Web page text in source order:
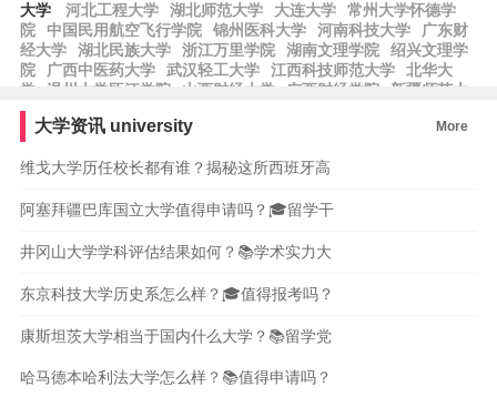
大学 河北工程大学 湖北师范大学 大连大学
常州大学怀德学
院
中国民用航空飞行学院 锦州医科大学 河南科技大学
广东财
经大学
湖北民族大学 浙江万里学院 湖南文理学院
绍兴文理学
院
广西中医药大学 武汉轻工大学 江西科技师范大学
北华大
学
温州大学瓯江学院 山西财经大学 广西财经学院
新疆师范大
学
学院
西藏民族大学 湖南工程学院
湖北第二
大学资讯 university More
维戈大学历任校长都有谁？揭秘这所西班牙高
阿塞拜疆巴库国立大学值得申请吗？🎓留学干
井冈山大学学科评估结果如何？📚学术实力大
东京科技大学历史系怎么样？🎓值得报考吗？
康斯坦茨大学相当于国内什么大学？📚留学党
哈马德本哈利法大学怎么样？📚值得申请吗？